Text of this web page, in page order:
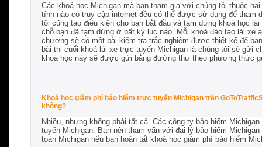
Các khoá học Michigan mà bạn tham gia với chúng tôi thuộc
tính nào có truy cập internet đều có thể được sử dụng để
tôi cũng tạo điều kiện cho bạn bắt đầu và tạm dừng khoá học
chỗ bạn đã tạm dừng ở bất kỳ lúc nào. Mỗi khoá đào tạo lái
chương sẽ có một bài kiểm tra trắc nghiệm được thiết kế để
bài thi cuối khoá lái xe trực tuyến Michigan là chúng tôi sẽ gửi
khoá học này sẽ được gửi bằng đường thư theo phương thức
Khoá học giảm phí bảo hiểm trực tuyến Michigan trên
không?
Nhiều, nhưng không phải tất cả. Các công ty bảo hiểm
tuyến Michigan. Bạn nên tham vấn với đại lý bảo hiểm
toàn Michigan nếu bạn hoàn tất khoá học giảm phí bảo hiểm